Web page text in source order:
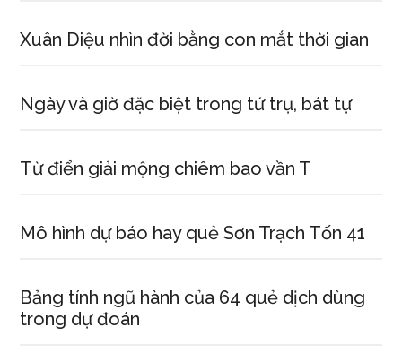
Xuân Diệu nhìn đời bằng con mắt thời gian
Ngày và giờ đặc biệt trong tứ trụ, bát tự
Từ điển giải mộng chiêm bao vần T
Mô hình dự báo hay quẻ Sơn Trạch Tốn 41
Bảng tính ngũ hành của 64 quẻ dịch dùng
trong dự đoán